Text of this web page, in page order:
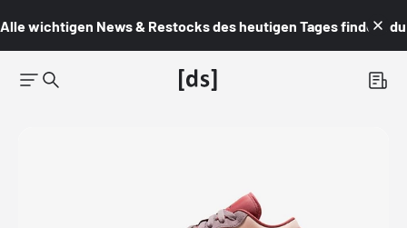
Alle wichtigen News & Restocks des heutigen Tages findest du